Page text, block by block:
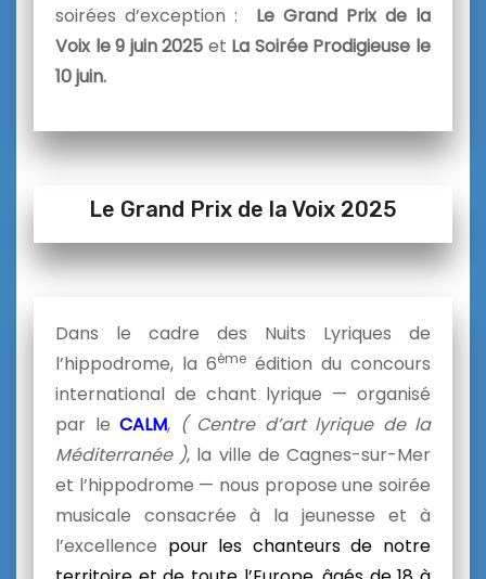
soirées d’exception :
Le Grand Prix de la
Voix le 9 juin 2025 et La Soirée Prodigieuse le
10 juin.
Le Grand Prix de la Voix 2025
Dans le cadre des Nuits Lyriques de
l’hippodrome, la 6ème édition du concours
international de chant lyrique — organisé
par le CALM, ( Centre d’art lyrique de la
Méditerranée ), la ville de Cagnes-sur-Mer
et l’hippodrome — nous propose une soirée
musicale consacrée à la jeunesse et à
l’excellence pour les chanteurs de notre